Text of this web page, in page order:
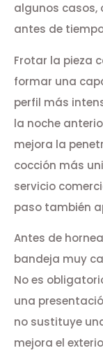
algunos casos,
antes de
Frotar la pieza
formar una
perfil más
la noche
mejora la
cocción más
servicio
paso también
Antes de
bandeja muy
No es
una
no sustituye
mejora el